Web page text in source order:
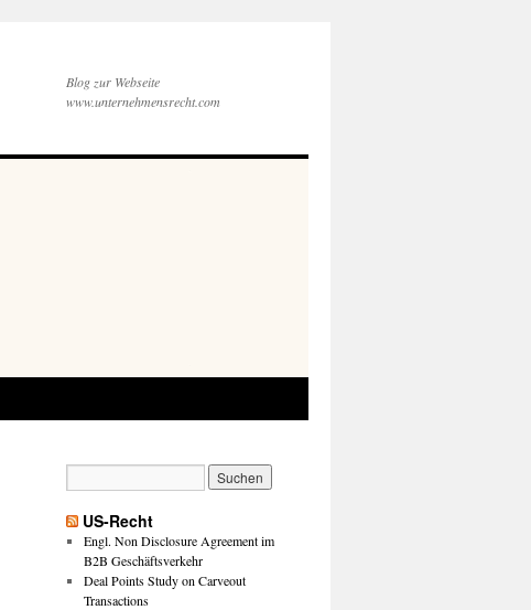
Blog zur Webseite
www.unternehmensrecht.com
US-Recht
Engl. Non Disclosure Agreement im
B2B Geschäftsverkehr
Deal Points Study on Carveout
Transactions